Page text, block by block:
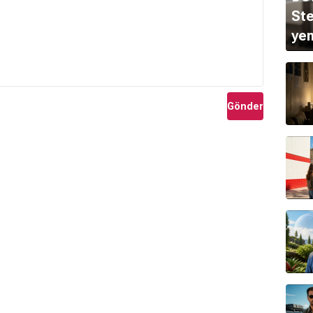
Gönder